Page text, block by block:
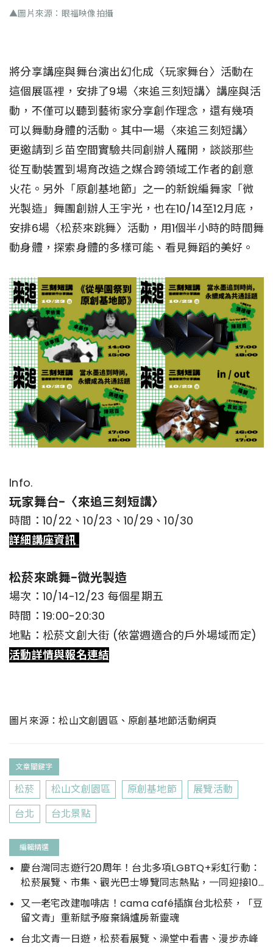
▲圖片來源：眼福映像拍攝
將分享講座與舞台演出幻化成〈玩家舞台〉活動在
這個展區裡，安排了9場〈來追三刻短講〉講座與活
動，不僅可以聽到藝術家分享創作理念，還有幾項
可以舞動身體的活動。其中一場〈來追三刻短講〉
更邀請到彡苗空間實驗共同創辦人羅開，談談那些
從互動裝置到場育改造之媒合跨領域工作者的創意
火花。另外「原創基地節」之一的新銳編舞家「微
光製造」舞團創辦人王宇光，也在10/14至12月底，
安排6場〈松菸來跳舞〉活動，用1個半小時的時間舞
動身體，探索身體的多樣可能、看見舞蹈的美好。
Info.
玩家舞台-〈來追三刻短講〉
時間：10/22、10/23、10/29、10/30
詳細講座資訊
松菸來跳舞-微光製造
場次：10/14-12/23 每個星期五
時間：19:00-20:30
地點：松菸文創大街 (依當週適合的戶外場域而定)
活動詳情與報名連結
圖片來源：松山文創園區、原創基地節活動網頁
文章關鍵字
松菸 松山文創園區 原創基地節
展覽活動
台北
台北景點
編輯精選
慶台灣同志遊行20周年！台北多項LGBTQ+彩虹行動：
松菸展覽、市集、觀光巴士導覽同志熱點，一同迎接10
月的彩虹
又一老宅改建咖啡店！cama café插旗台北松菸，「豆
留文青」重新賦予廢棄鍋爐房新靈魂
台北文青一日遊，松菸看展覽、澡堂中看書、漫步赤峰